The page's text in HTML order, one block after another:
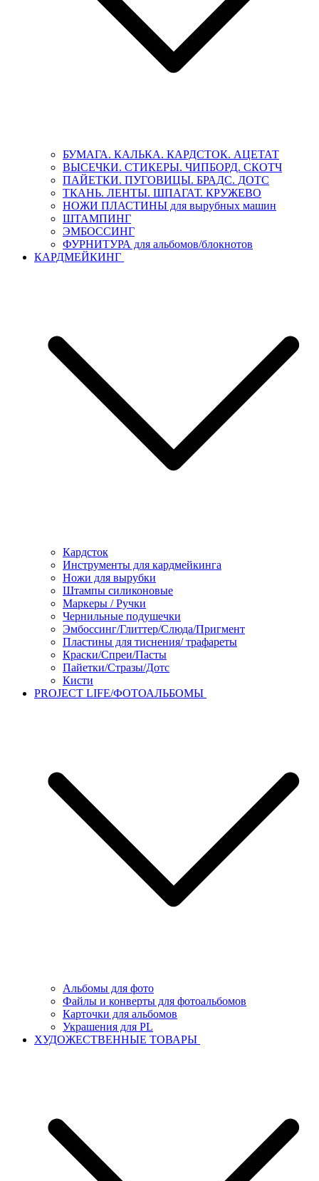
БУМАГА. КАЛЬКА. КАРДСТОК. АЦЕТАТ
ВЫСЕЧКИ. СТИКЕРЫ. ЧИПБОРД. СКОТЧ
ПАЙЕТКИ. ПУГОВИЦЫ. БРАДС. ДОТС
ТКАНЬ. ЛЕНТЫ. ШПАГАТ. КРУЖЕВО
НОЖИ ПЛАСТИНЫ для вырубных машин
ШТАМПИНГ
ЭМБОССИНГ
ФУРНИТУРА для альбомов/блокнотов
КАРДМЕЙКИНГ
Кардсток
Инструменты для кардмейкинга
Ножи для вырубки
Штампы силиконовые
Маркеры / Ручки
Чернильные подушечки
Эмбоссинг/Глиттер/Слюда/Пригмент
Пластины для тиснения/ трафареты
Краски/Спреи/Пасты
Пайетки/Стразы/Дотс
Кисти
PROJECT LIFE/ФОТОАЛЬБОМЫ
Альбомы для фото
Файлы и конверты для фотоальбомов
Карточки для альбомов
Украшения для PL
ХУДОЖЕСТВЕННЫЕ ТОВАРЫ